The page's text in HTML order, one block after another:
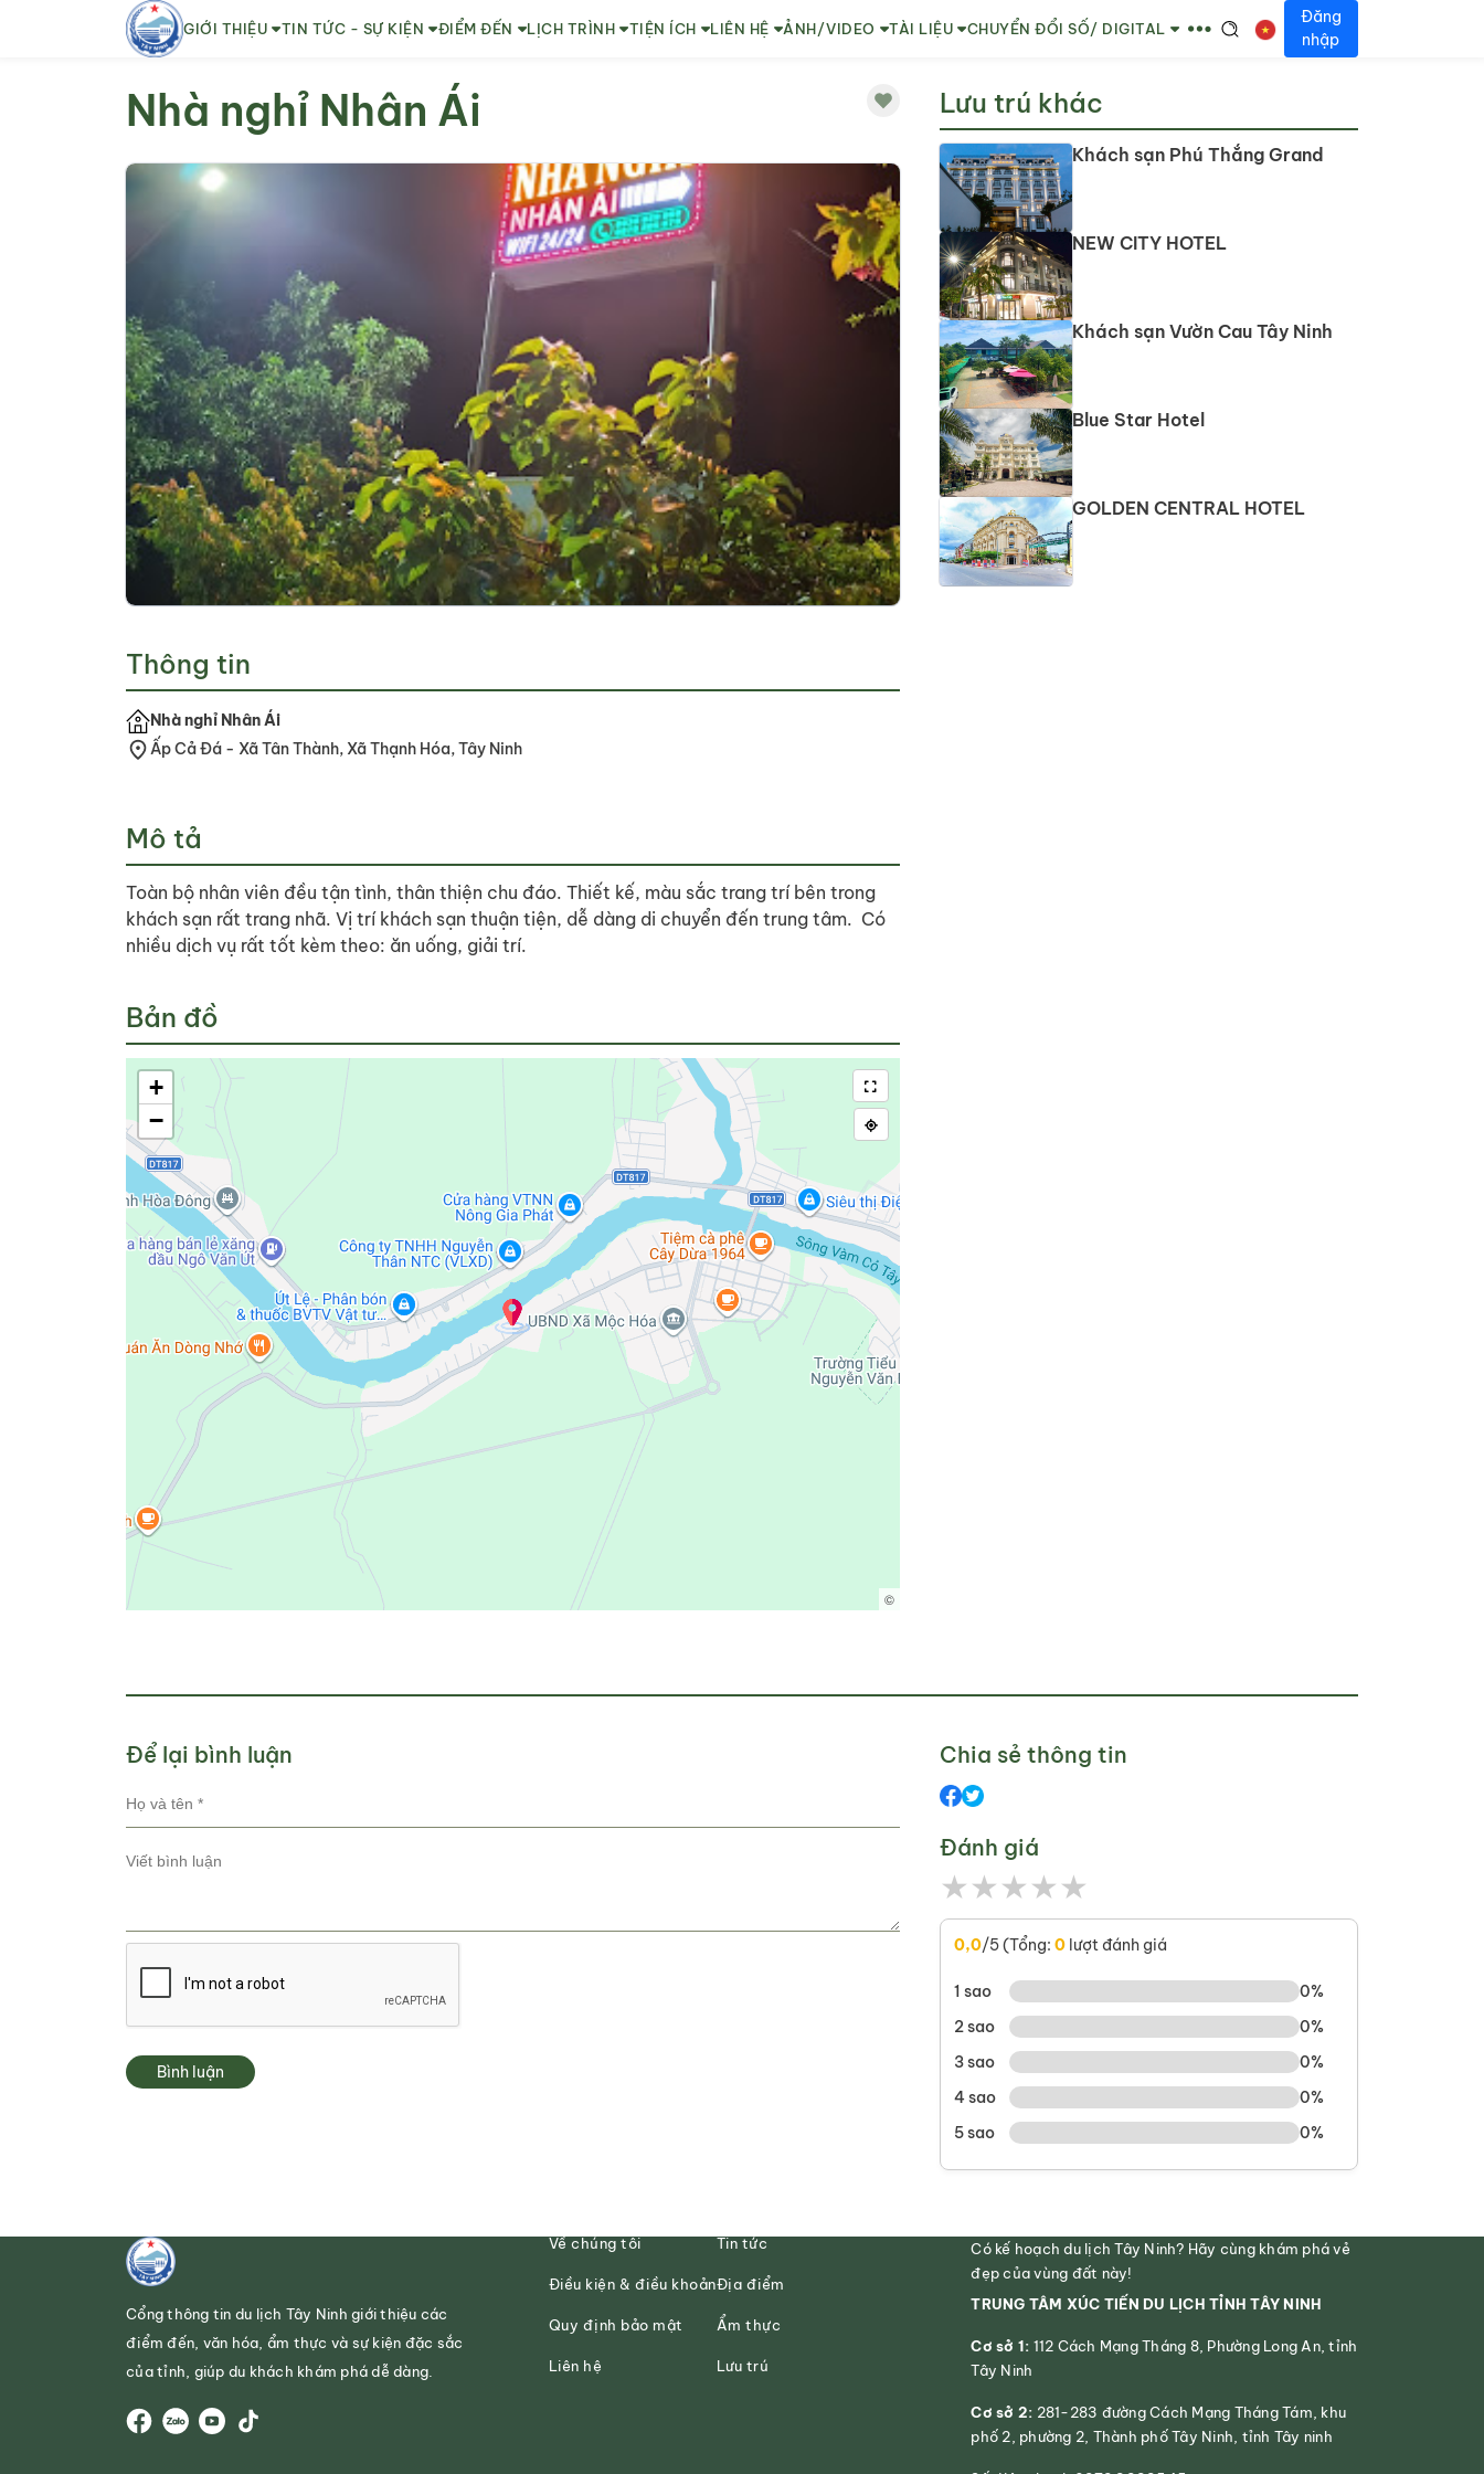
GIỚI THIỆU TIN TỨC - SỰ KIỆN ĐIỂM ĐẾN LỊCH TRÌNH TIỆN ÍCH LIÊN HỆ ẢNH/VIDEO TÀI LIỆU CHUYỂN ĐỔI SỐ/ DIGITAL
Đăng
nhập
Nhà nghỉ Nhân Ái
Thông tin
Nhà nghỉ Nhân Ái
Ấp Cả Đá - Xã Tân Thành, Xã Thạnh Hóa, Tây Ninh
Mô tả
Toàn bộ nhân viên đều tận tình, thân thiện chu đáo. Thiết kế, màu sắc trang trí bên trong
khách sạn rất trang nhã. Vị trí khách sạn thuận tiện, dễ dàng di chuyển đến trung tâm. Có
nhiều dịch vụ rất tốt kèm theo: ăn uống, giải trí.
Bản đồ
+
−
©
Lưu trú khác
Khách sạn Phú Thắng Grand
NEW CITY HOTEL
Khách sạn Vườn Cau Tây Ninh
Blue Star Hotel
GOLDEN CENTRAL HOTEL
Để lại bình luận
Bình luận
Chia sẻ thông tin
Đánh giá
★★★★★
0,0/5 (Tổng:0 lượt đánh giá
1 sao
0%
2 sao
0%
3 sao
0%
4 sao
0%
5 sao
0%
Cổng thông tin du lịch Tây Ninh giới thiệu các
điểm đến, văn hóa, ẩm thực và sự kiện đặc sắc
của tỉnh, giúp du khách khám phá dễ dàng.
Về chúng tôi
Điều kiện & điều khoản
Quy định bảo mật
Liên hệ
Tin tức
Địa điểm
Ẩm thực
Lưu trú
Có kế hoạch du lịch Tây Ninh? Hãy cùng khám phá vẻ
đẹp của vùng đất này!
TRUNG TÂM XÚC TIẾN DU LỊCH TỈNH TÂY NINH
Cơ sở 1: 112 Cách Mạng Tháng 8, Phường Long An, tỉnh
Tây Ninh
Cơ sở 2: 281-283 đường Cách Mạng Tháng Tám, khu
phố 2, phường 2, Thành phố Tây Ninh, tỉnh Tây ninh